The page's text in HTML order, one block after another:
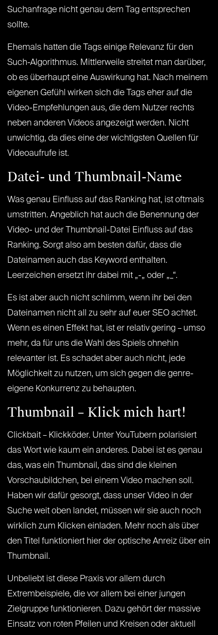
Suchanfrage nicht genau dem Tag entsprechen
sollte.
Ehemals hatten die Tags einige Relevanz für den
Such-Algorithmus. Mittlerweile streitet man darüber,
ob es überhaupt eine Auswirkung hat. Nach meinem
eigenen Gefühl wirken sich die Tags eher auf die
Video-Empfehlungen aus, die dem Nutzer rechts
neben anderen Videos angezeigt werden. Nicht
unwichtig, da dies eine der wichtigsten Quellen für
Videoaufrufe ist.
Datei- und Thumbnail-Name
Was genau Einfluss auf das Ranking hat, ist oftmals
umstritten. Angeblich hat auch die Benennung der
Video- und der Thumbnail-Datei Einfluss auf das
Ranking. Sorgt also am besten dafür, dass die
Dateinamen auch das Keyword enthalten.
Leerzeichen ersetzt ihr dabei mit „-„ oder „_“.
Es ist aber auch nicht schlimm, wenn ihr bei den
Dateinamen nicht all zu sehr auf euer SEO achtet.
Wenn es einen Effekt hat, ist er relativ gering – umso
mehr, da für uns die Wahl des Spiels ohnehin
relevanter ist. Es schadet aber auch nicht, jede
Möglichkeit zu nutzen, um sich gegen die genre-
eigene Konkurrenz zu behaupten.
Thumbnail – Klick mich hart!
Clickbait – Klickköder. Unter YouTubern polarisiert
das Wort wie kaum ein anderes. Dabei ist es genau
das, was ein Thumbnail, das sind die kleinen
Vorschaubildchen, bei einem Video machen soll.
Haben wir dafür gesorgt, dass unser Video in der
Suche weit oben landet, müssen wir sie auch noch
wirklich zum Klicken einladen. Mehr noch als über
den Titel funktioniert hier der optische Anreiz über ein
Thumbnail.
Unbeliebt ist diese Praxis vor allem durch
Extrembeispiele, die vor allem bei einer jungen
Zielgruppe funktionieren. Dazu gehört der massive
Einsatz von roten Pfeilen und Kreisen oder aktuell